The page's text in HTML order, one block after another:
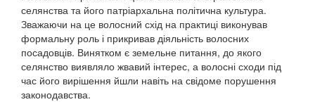
селянства та його патріархальна політична культура.
Зважаючи на це волосний схід на практиці виконував
формальну роль і прикривав діяльність волосних
посадовців. Винятком є земельне питання, до якого
селянство виявляло жвавий інтерес, а волосні сходи під
час його вирішення йшли навіть на свідоме порушення
законодавства.